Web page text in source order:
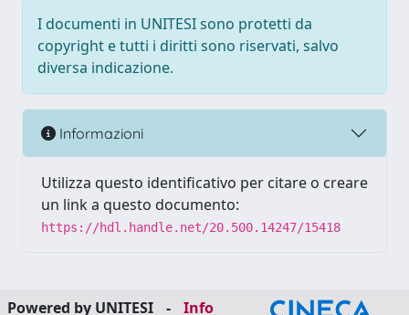
I documenti in UNITESI sono protetti da
copyright e tutti i diritti sono riservati, salvo
diversa indicazione.
Informazioni
Utilizza questo identificativo per citare o creare
un link a questo documento:
https://hdl.handle.net/20.500.14247/15418
Powered by UNITESI - Info